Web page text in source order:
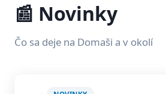
📰 Novinky
Čo sa deje na Domaši a v okolí